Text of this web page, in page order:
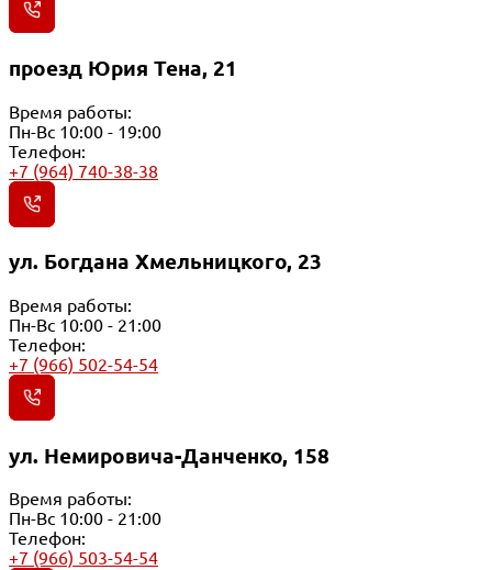
проезд Юрия Тена, 21
Время работы:
Пн-Вс 10:00 - 19:00
Телефон:
+7 (964) 740-38-38
ул. Богдана Хмельницкого, 23
Время работы:
Пн-Вс 10:00 - 21:00
Телефон:
+7 (966) 502-54-54
ул. Немировича-Данченко, 158
Время работы:
Пн-Вс 10:00 - 21:00
Телефон:
+7 (966) 503-54-54